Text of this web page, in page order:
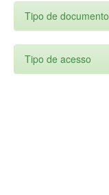
Tipo de documento
Tipo de acesso